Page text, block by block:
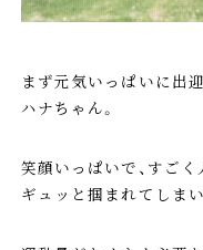
まず元気いっぱいに出
ハナちゃん。
笑顔いっぱいで、すご
ギュッと掴まれてしまい